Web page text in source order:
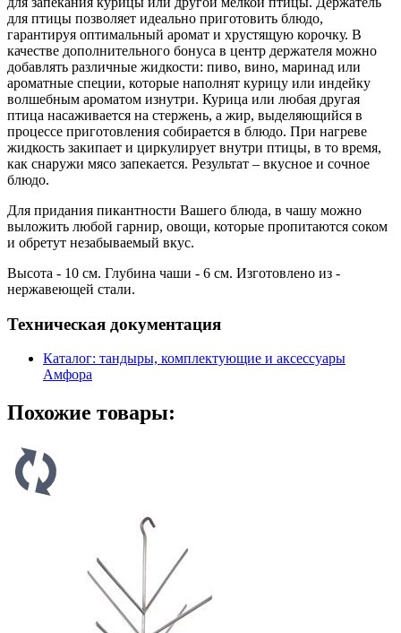
для птицы позволяет идеально приготовить блюдо,
гарантируя оптимальный аромат и хрустящую корочку. В
качестве дополнительного бонуса в центр держателя можно
добавлять различные жидкости: пиво, вино, маринад или
ароматные специи, которые наполнят курицу или индейку
волшебным ароматом изнутри. Курица или любая другая
птица насаживается на стержень, а жир, выделяющийся в
процессе приготовления собирается в блюдо. При нагреве
жидкость закипает и циркулирует внутри птицы, в то время,
как снаружи мясо запекается. Результат – вкусное и сочное
блюдо.
Для придания пикантности Вашего блюда, в чашу можно
выложить любой гарнир, овощи, которые пропитаются соком
и обретут незабываемый вкус.
Высота - 10 см. Глубина чаши - 6 см. Изготовлено из -
нержавеющей стали.
Техническая документация
Каталог: тандыры, комплектующие и аксессуары
Амфора
Похожие товары: